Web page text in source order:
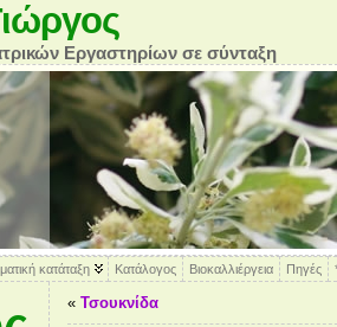
Εργαστηρίων σε σύνταξη
κατάταξη Κατάλογος Βιοκαλλιέργεια Πηγές
« Τσουκνίδα